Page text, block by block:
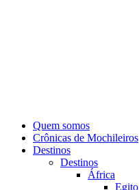
Quem somos
Crônicas de Mochileiros
Destinos
Destinos
África
Egito